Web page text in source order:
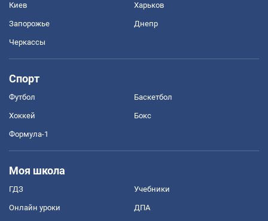
Киев Харьков
Запорожье Днепр
Черкассы
Спорт
Футбол Баскетбол
Хоккей Бокс
Формула-1
Моя школа
ГДЗ Учебники
Онлайн уроки ДПА